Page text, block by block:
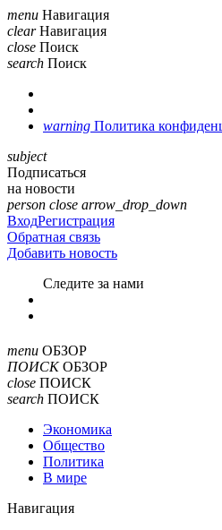
menu Навигация
clear Навигация
close Поиск
search Поиск
warning Политика
subject
Подписаться
на новости
person close arrow_drop_down
ВходРегистрация
Обратная связь
Добавить новость
Cледите за нами
menu ОБЗОР
ПОИСК ОБЗОР
close ПОИСК
search ПОИСК
Экономика
Общество
Политика
В мире
Навигация